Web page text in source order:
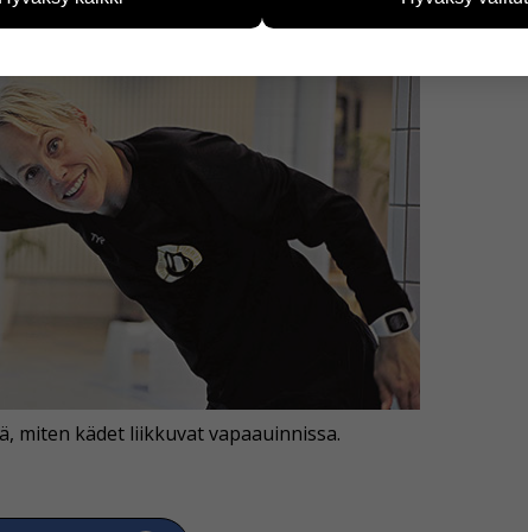
miten kädet liikkuvat vapaauinnissa.
ja siitä, mitä sivuja käytetään ja miten sivuilla
henkilötietoja kuten nimiä, eikä tietoja voi yhdistää
näiden evästeiden käytön.